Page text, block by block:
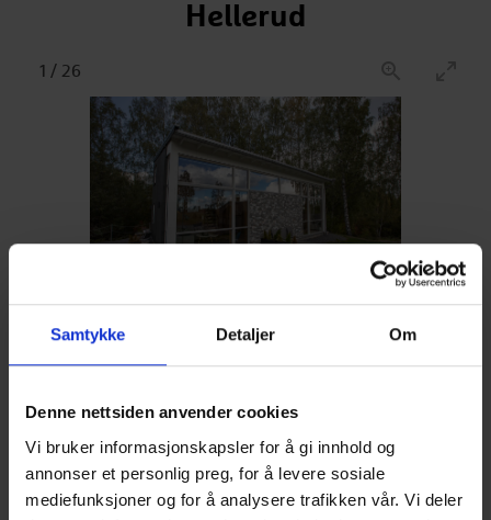
Samtykke Detaljer Om
Denne nettsiden anvender cookies
Vi bruker informasjonskapsler for å gi innhold og
annonser et personlig preg, for å levere sosiale
mediefunksjoner og for å analysere trafikken vår. Vi deler
Hellerud
1 / 26